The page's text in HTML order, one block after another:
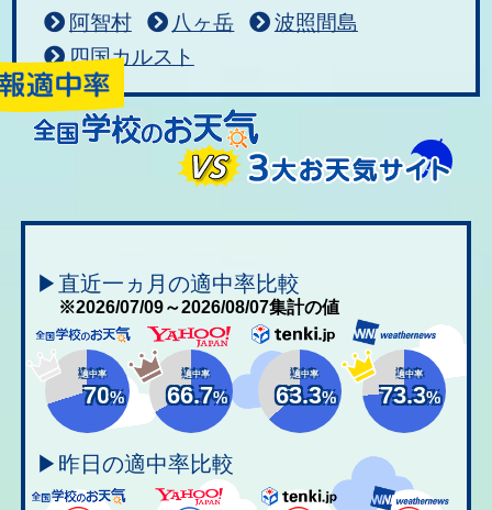
阿智村
八ヶ岳
波照間島
四国カルスト
▶直近一ヵ月の適中率比較
※2026/07/09～2026/08/07集計の値
適中率
70%
適中率
66.7%
適中率
63.3%
適中率
73.3%
▶昨日の適中率比較